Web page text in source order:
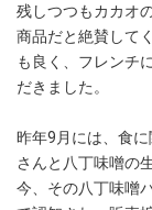
残しつつもカカオ
商品だと絶賛して
も良く、フレンチ
だきました。
昨年9月には、食
さんと八丁味噌の
今、その八丁味噌